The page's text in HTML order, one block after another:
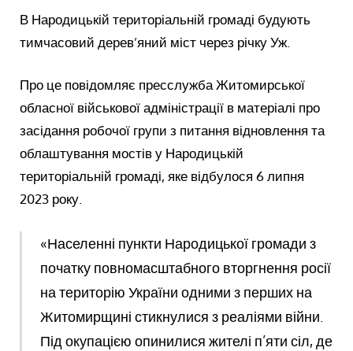
В Народицькій територіальній громаді будують
тимчасовий дерев’яний міст через річку Уж.
Про це повідомляє пресслужба Житомирської
обласної військової адміністрації в матеріалі про
засідання робочої групи з питання відновлення та
облаштування мостів у Народицькій
територіальній громаді, яке відбулося 6 липня
2023 року.
«Населенні пункти Народицької громади з
початку повномасштабного вторгнення росії
на територію України одними з перших на
Житомирщині стикнулися з реаліями війни.
Під окупацією опинилися жителі п’яти сіл, де